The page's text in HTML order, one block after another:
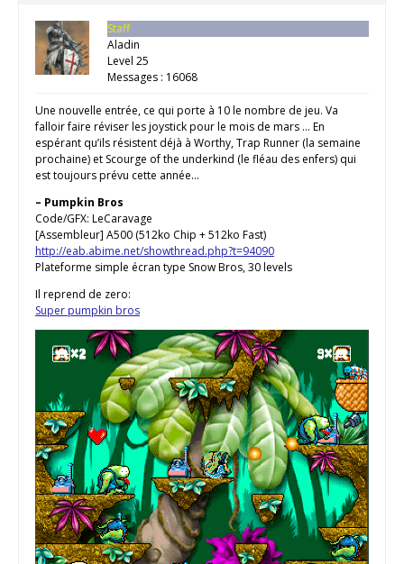
Staff
Aladin
Level 25
Messages : 16068
Une nouvelle entrée, ce qui porte à 10 le nombre de jeu. Va
falloir faire réviser les joystick pour le mois de mars … En
espérant qu’ils résistent déjà à Worthy, Trap Runner (la semaine
prochaine) et Scourge of the underkind (le fléau des enfers) qui
est toujours prévu cette année…
– Pumpkin Bros
Code/GFX: LeCaravage
[Assembleur] A500 (512ko Chip + 512ko Fast)
http://eab.abime.net/showthread.php?t=94090
Plateforme simple écran type Snow Bros, 30 levels
Il reprend de zero:
Super pumpkin bros